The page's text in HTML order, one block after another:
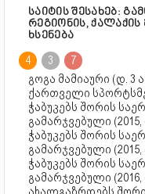
საიტის შესახებ:
რეგიონის,
ხსენება
4 3
7
გოგა მამიაური (დ.
ქართველი
ჭაბუკებს შორის
გამარჯვებული
ჭაბუკებს შორის
გამარჯვებული
ჭაბუკებს შორის
გამარჯვებული (2016,